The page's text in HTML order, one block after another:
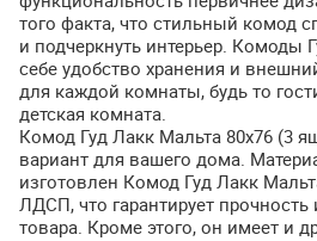
того факта, что стильный комод
и подчеркнуть интерьер. Комоды
себе удобство хранения и
для каждой комнаты, будь то
детская комната.
Комод Гуд Лакк Мальта 80х76 (3
вариант для вашего дома.
изготовлен Комод Гуд Лакк
ЛДСП, что гарантирует
товара. Кроме этого, он имеет и